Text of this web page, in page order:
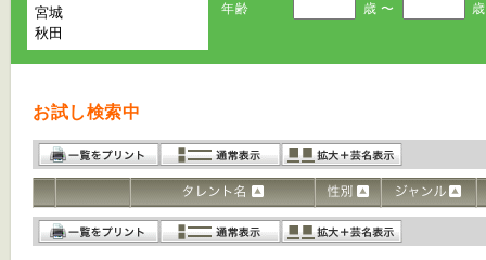
年齢 歳 〜 歳
お試し検索中